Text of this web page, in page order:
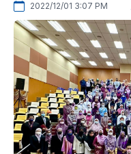
2022/12/01 3:07 PM